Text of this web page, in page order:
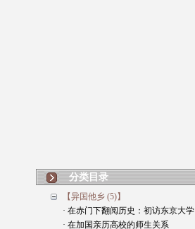
分类目录
【异国他乡 (5)】
· 在赤门下翻阅历史：初访东京大学
· 在加国亲历高校的师生关系